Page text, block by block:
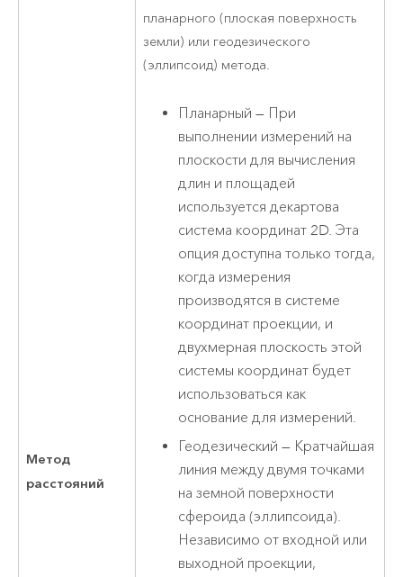
Метод
расстояний
планарного (плоская поверхность
земли) или геодезического
(эллипсоид) метода.
Планарный — При
выполнении измерений на
плоскости для вычисления
длин и площадей
используется декартова
система координат 2D. Эта
опция доступна только тогда,
когда измерения
производятся в системе
координат проекции, и
двухмерная плоскость этой
системы координат будет
использоваться как
основание для измерений.
Геодезический — Кратчайшая
линия между двумя точками
на земной поверхности
сфероида (эллипсоида).
Независимо от входной или
выходной проекции,